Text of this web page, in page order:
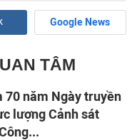
Google News
TÂM
70 năm Ngày truyền
lượng Cảnh sát